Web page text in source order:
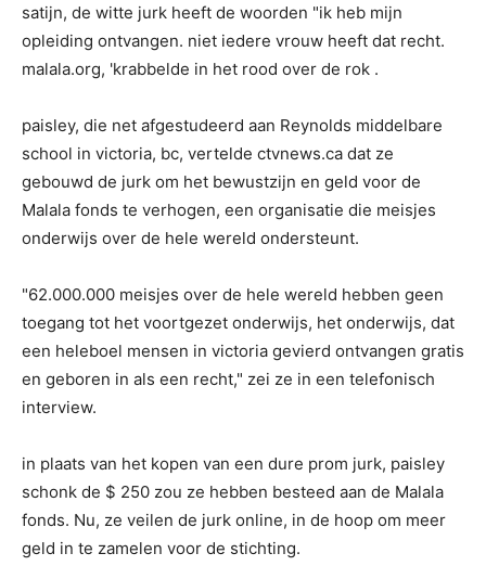
satijn, de witte jurk heeft de woorden "ik heb mijn
opleiding ontvangen. niet iedere vrouw heeft dat recht.
malala.org, 'krabbelde in het rood over de rok .
paisley, die net afgestudeerd aan Reynolds middelbare
school in victoria, bc, vertelde ctvnews.ca dat ze
gebouwd de jurk om het bewustzijn en geld voor de
Malala fonds te verhogen, een organisatie die meisjes
onderwijs over de hele wereld ondersteunt.
"62.000.000 meisjes over de hele wereld hebben geen
toegang tot het voortgezet onderwijs, het onderwijs, dat
een heleboel mensen in victoria gevierd ontvangen gratis
en geboren in als een recht," zei ze in een telefonisch
interview.
in plaats van het kopen van een dure prom jurk, paisley
schonk de $ 250 zou ze hebben besteed aan de Malala
fonds. Nu, ze veilen de jurk online, in de hoop om meer
geld in te zamelen voor de stichting.